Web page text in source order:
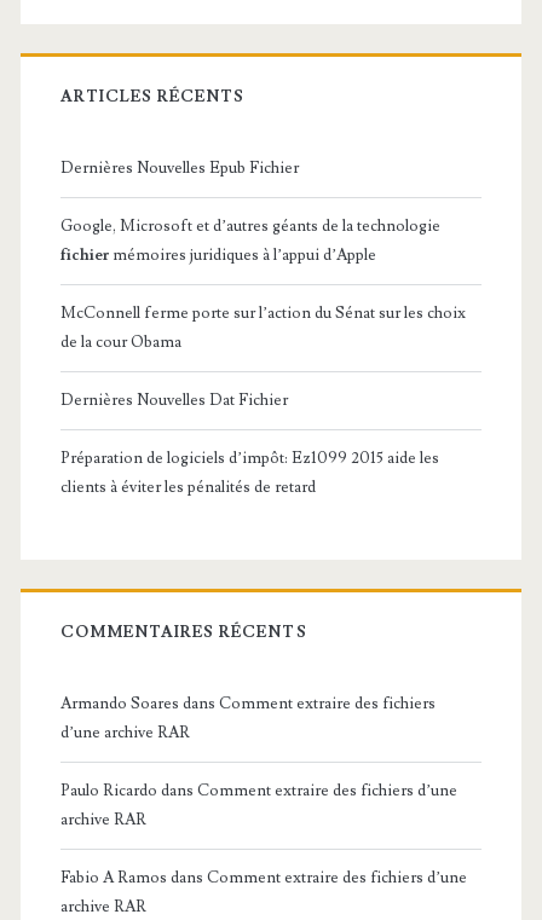
ARTICLES RÉCENTS
Dernières Nouvelles Epub Fichier
Google, Microsoft et d’autres géants de la technologie
fichier mémoires juridiques à l’appui d’Apple
McConnell ferme porte sur l’action du Sénat sur les choix
de la cour Obama
Dernières Nouvelles Dat Fichier
Préparation de logiciels d’impôt: Ez1099 2015 aide les
clients à éviter les pénalités de retard
COMMENTAIRES RÉCENTS
Armando Soares dans Comment extraire des fichiers
d’une archive RAR
Paulo Ricardo dans Comment extraire des fichiers d’une
archive RAR
Fabio A Ramos dans Comment extraire des fichiers d’une
archive RAR